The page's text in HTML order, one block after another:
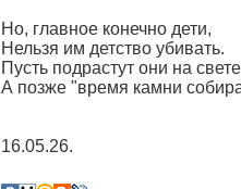
Но, главное конечно дети,
Нельзя им детство убивать.
Пусть подрастут они на
А позже "время камни
16.05.26.